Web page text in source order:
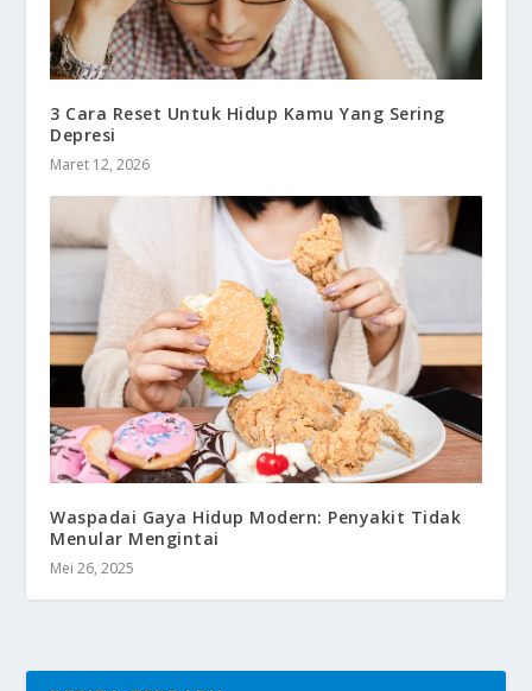
3 Cara Reset Untuk Hidup Kamu Yang Sering
Depresi
Maret 12, 2026
Waspadai Gaya Hidup Modern: Penyakit Tidak
Menular Mengintai
Mei 26, 2025